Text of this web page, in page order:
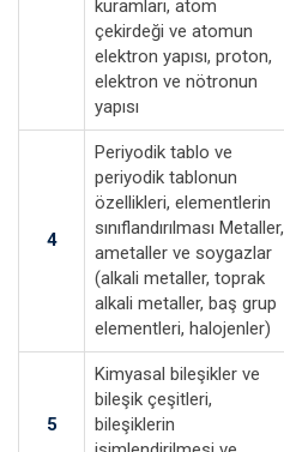
kuramları, atom
çekirdeği ve atomun
elektron yapısı, proton,
elektron ve nötronun
yapısı
4
Periyodik tablo ve
periyodik tablonun
özellikleri, elementlerin
sınıflandırılması Metaller,
ametaller ve soygazlar
(alkali metaller, toprak
alkali metaller, baş grup
elementleri, halojenler)
5
Kimyasal bileşikler ve
bileşik çeşitleri,
bileşiklerin